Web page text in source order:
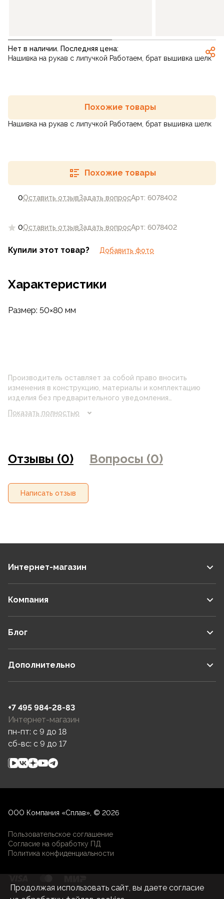
Нет в наличии. Последняя цена:
Нашивка на рукав с липучкой Работаем, брат вышивка шелк
0Оставить отзывЗадать вопросАрт: 6078402
Похожие товары
Нашивка на рукав с липучкой Работаем, брат вышивка шелк
0Оставить отзывЗадать вопросАрт: 6078402
Похожие товары
Купили этот товар? Добавить фото
Характеристики
Размер: 50×80 мм
Производитель оставляет за собой право вносить
изменения в конструкцию, материалы и комплектацию
изделия без предварительного уведомления
отличаться от реального цвета товара, что связано с
магазинах
Показать полностью
Отзывы (0) Вопросы (0)
Написать отзыв
Интернет-магазин
Компания
Блог
Дополнительно
+7 495 984-28-83
Интернет-магазин
пн-пт: c 9 до 18
сб-вс: c 9 до 17
ООО Компания «Сплав», © 2026
Пользовательское соглашение
Согласие на обработку ПД
Политика конфиденциальности
Продолжая использовать сайт, вы даете согласие